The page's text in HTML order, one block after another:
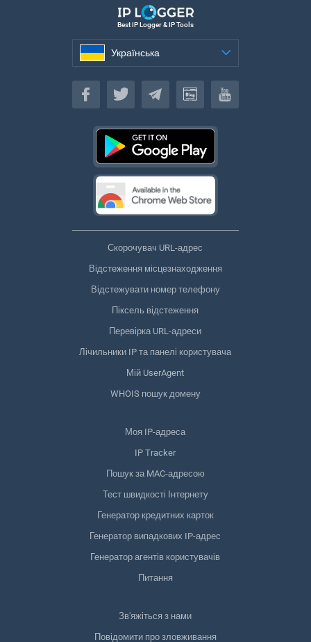
Best IP Logger & IP Tools
Українська
Українська
Скорочувач URL-адрес
Відстеження місцезнаходження
Відстежувати номер телефону
Піксель відстеження
Перевірка URL-адреси
Лічильники IP та панелі користувача
Мій UserAgent
WHOIS пошук домену
Моя IP-адреса
IP Tracker
Пошук за MAC-адресою
Тест швидкості Інтернету
Генератор кредитних карток
Генератор випадкових IP-адрес
Генератор агентів користувачів
Питання
Зв'яжіться з нами
Повідомити про зловживання